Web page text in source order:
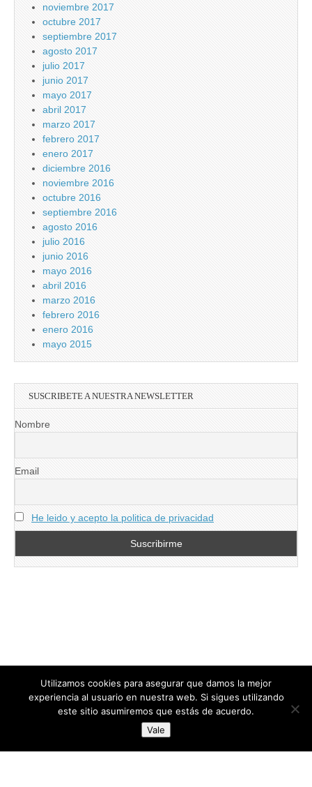
noviembre 2017
octubre 2017
septiembre 2017
agosto 2017
julio 2017
junio 2017
mayo 2017
abril 2017
marzo 2017
febrero 2017
enero 2017
diciembre 2016
noviembre 2016
octubre 2016
septiembre 2016
agosto 2016
julio 2016
junio 2016
mayo 2016
abril 2016
marzo 2016
febrero 2016
enero 2016
mayo 2015
SUSCRIBETE A NUESTRA NEWSLETTER
Nombre
Email
He leido y acepto la politica de privacidad
directoresdeseguridad.es
Diseñado por Centro Andaluz de Estudios y Entrenamiento
Utilizamos cookies para asegurar que damos la mejor
experiencia al usuario en nuestra web. Si sigues utilizando
este sitio asumiremos que estás de acuerdo.
Vale